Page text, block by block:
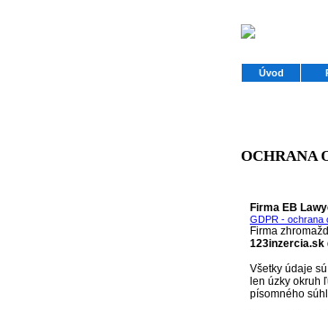
Úvod
OCHRANA
Firma EB
GDPR - ochrana
Firma
123inzercia.sk
Všetky údaje
len úzky okruh
písomného